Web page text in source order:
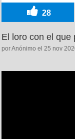
28
El loro con el que
por Anónimo el 25 nov